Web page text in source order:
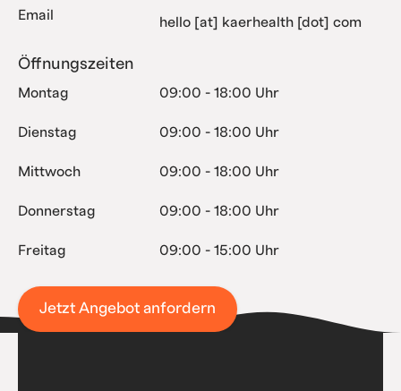
Email hello [at] kaerhealth [dot] com
Öffnungszeiten
Montag 09:00 - 18:00 Uhr
Dienstag 09:00 - 18:00 Uhr
Mittwoch 09:00 - 18:00 Uhr
Donnerstag 09:00 - 18:00 Uhr
Freitag 09:00 - 15:00 Uhr
Jetzt Angebot anfordern